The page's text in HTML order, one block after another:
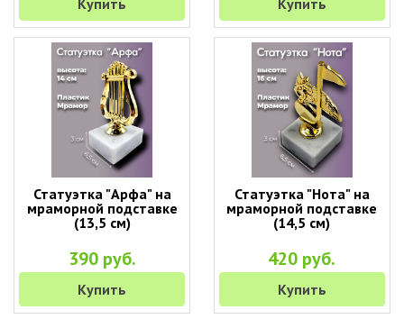
Купить Купить
Статуэтка "Арфа" на
мраморной подставке
(13,5 см)
390 руб.
Купить
Статуэтка "Нота" на
мраморной подставке
(14,5 см)
420 руб.
Купить